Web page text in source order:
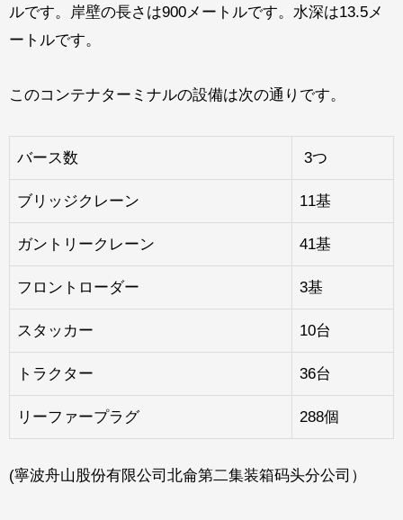
ルです。岸壁の長さは900メートルです。水深は13.5メ
ートルです。
このコンテナターミナルの設備は次の通りです。
バース数 3つ
ブリッジクレーン 11基
ガントリークレーン 41基
フロントローダー 3基
スタッカー 10台
トラクター 36台
リーファープラグ 288個
(寧波舟山股份有限公司北侖第二集装箱码头分公司）